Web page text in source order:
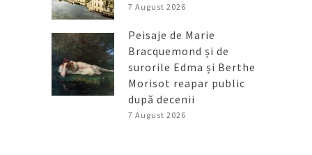
7 August 2026
Peisaje de Marie
Bracquemond și de
surorile Edma și Berthe
Morisot reapar public
după decenii
7 August 2026